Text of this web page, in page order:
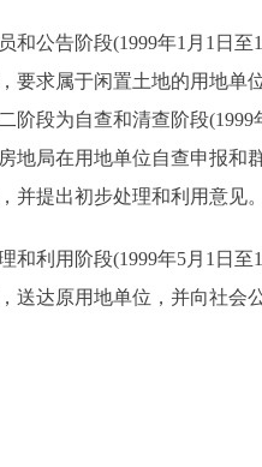
公告阶段(1999年1月1日至
要求属于闲置土地的用地单
阶段为自查和清查阶段
地局在用地单位自查申报
并提出初步处理和利用意见
利用阶段(1999年5月1日至
送达原用地单位，并向社会